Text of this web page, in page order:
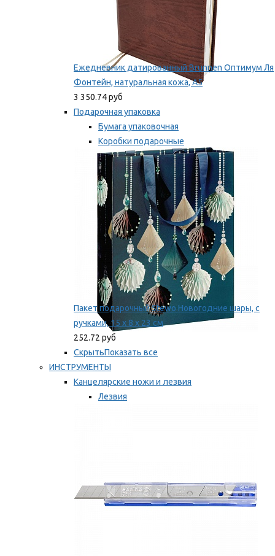
Ежедневник датированный Brunnen Оптимум Ля
Фонтейн, натуральная кожа, А5
3 350.74 руб
Подарочная упаковка
Бумага упаковочная
Коробки подарочные
Ленты, бобины
Мы рекомендуем
Пакет подарочный Stewo Новогодние шары, с
ручками, 15 х 8 х 23 см
252.72 руб
СкрытьПоказать все
ИНСТРУМЕНТЫ
Канцелярские ножи и лезвия
Лезвия